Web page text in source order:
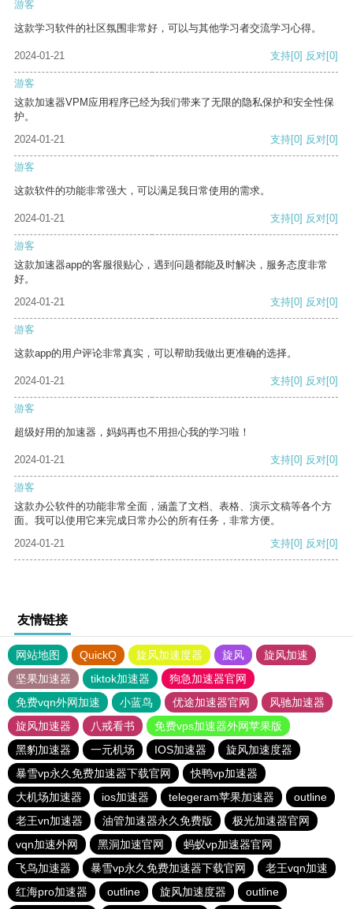
游客
这款学习软件的社区氛围非常好，可以与其他学习者交流学习心得。
2024-01-21 支持[0] 反对[0]
游客
这款加速器VPM应用程序已经为我们带来了无限的隐私保护和安全性保
护。
2024-01-21
支持[0] 反对[0]
游客
这款软件的功能非常强大，可以满足我日常使用的需求。
2024-01-21 支持[0] 反对[0]
游客
这款加速器app的客服很贴心，遇到问题都能及时解决，服务态度非常
好。
2024-01-21
支持[0] 反对[0]
游客
这款app的用户评论非常真实，可以帮助我做出更准确的选择。
2024-01-21 支持[0] 反对[0]
游客
超级好用的加速器，妈妈再也不用担心我的学习啦！
2024-01-21 支持[0] 反对[0]
游客
这款办公软件的功能非常全面，涵盖了文档、表格、演示文稿等各个方
面。我可以使用它来完成日常办公的所有任务，非常方便。
2024-01-21
支持[0] 反对[0]
友情链接
网站地图 QuickQ 旋风加速度器 旋风
旋风加速
坚果加速器
tiktok加速器
狗急加速器官网
免费vqn外网加速
小蓝鸟 优途加速器官网
风驰加速器
旋风加速器
八戒看书
免费vps加速器外网苹果版
黑豹加速器
一元机场 IOS加速器
旋风加速度器
暴雪vp永久免费加速器下载官网
快鸭vp加速器
大机场加速器
ios加速器 telegeram苹果加速器
outline
老王vn加速器
油管加速器永久免费版
极光加速器官网
vqn加速外网
黑洞加速官网
蚂蚁vp加速器官网
飞鸟加速器
暴雪vp永久免费加速器下载官网
老王vqn加速
红海pro加速器
outline 旋风加速度器 outline